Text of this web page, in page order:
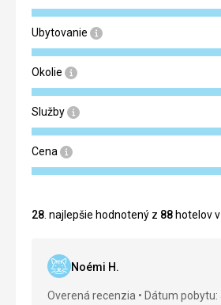
Ubytovanie
Okolie
Služby
Cena
28 . najlepšie hodnotený z 88 hotelov
Noémi H.
Overená recenzia
Dátum pobytu: